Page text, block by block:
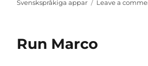
on
Svenskspråkiga appar
Leave a
Run Marco